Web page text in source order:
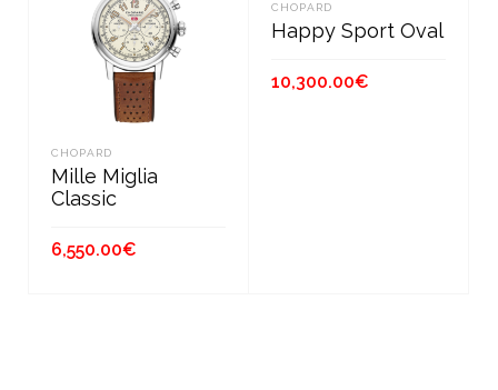
CHOPARD
Mille Miglia
Classic
6,550.00€
CHOPARD
Happy Sport Oval
10,300.00€